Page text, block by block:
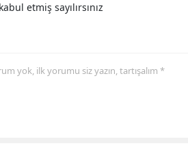
etmiş sayılırsınız
yok, ilk yorumu siz yazın, tartışalım *